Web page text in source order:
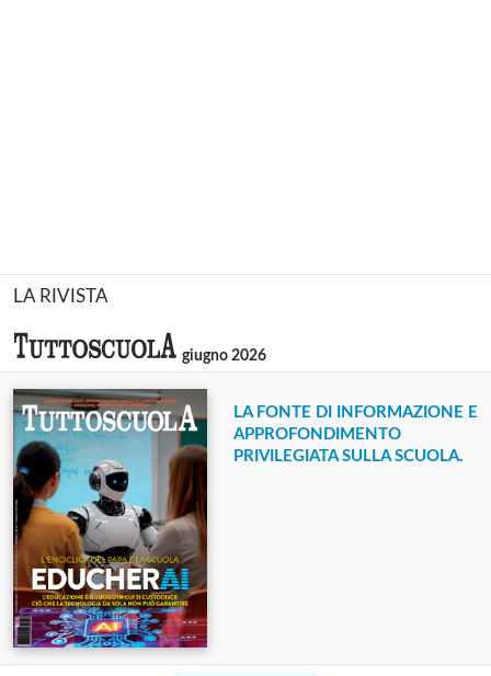
LA RIVISTA
giugno 2026
LA FONTE DI INFORMAZIONE E
APPROFONDIMENTO
PRIVILEGIATA SULLA SCUOLA.